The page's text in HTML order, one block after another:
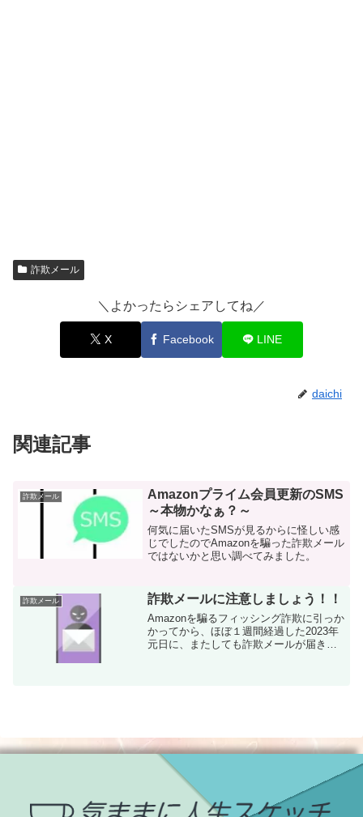
詐欺メール
＼よかったらシェアしてね／
X Facebook LINE
daichi
関連記事
詐欺メール
Amazonプライム会員更新のSMS
～本物かなぁ？～
何気に届いたSMSが見るからに怪しい感
じでしたのでAmazonを騙った詐欺メール
ではないかと思い調べてみました。
詐欺メール 詐欺メールに注意しましょう！！
Amazonを騙るフィッシング詐欺に引っか
かってから、ほぼ１週間経過した2023年
元日に、またしても詐欺メールが届きま